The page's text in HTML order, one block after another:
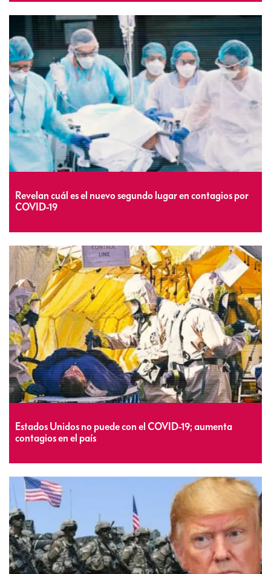
Revelan cuál es el nuevo segundo lugar en contagios por
COVID-19
Estados Unidos no puede con el COVID-19; aumenta
contagios en el país